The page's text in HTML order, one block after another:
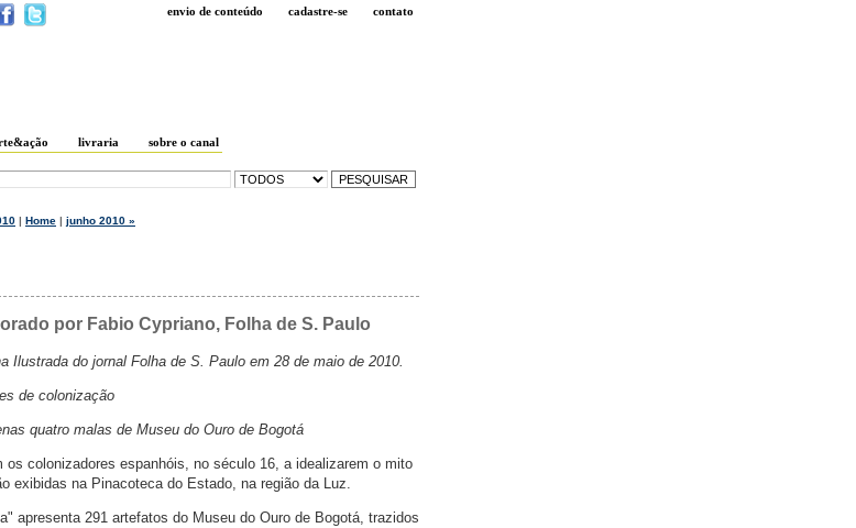
envio de conteúdo cadastre-se contato
livraria sobre o canal
| Home | junho 2010 »
por Fabio Cypriano, Folha de S. Paulo
Ilustrada do jornal Folha de S. Paulo em 28 de maio de 2010.
de colonização
quatro malas de Museu do Ouro de Bogotá
colonizadores espanhóis, no século 16, a idealizarem o mito
exibidas na Pinacoteca do Estado, na região da Luz.
apresenta 291 artefatos do Museu do Ouro de Bogotá, trazidos